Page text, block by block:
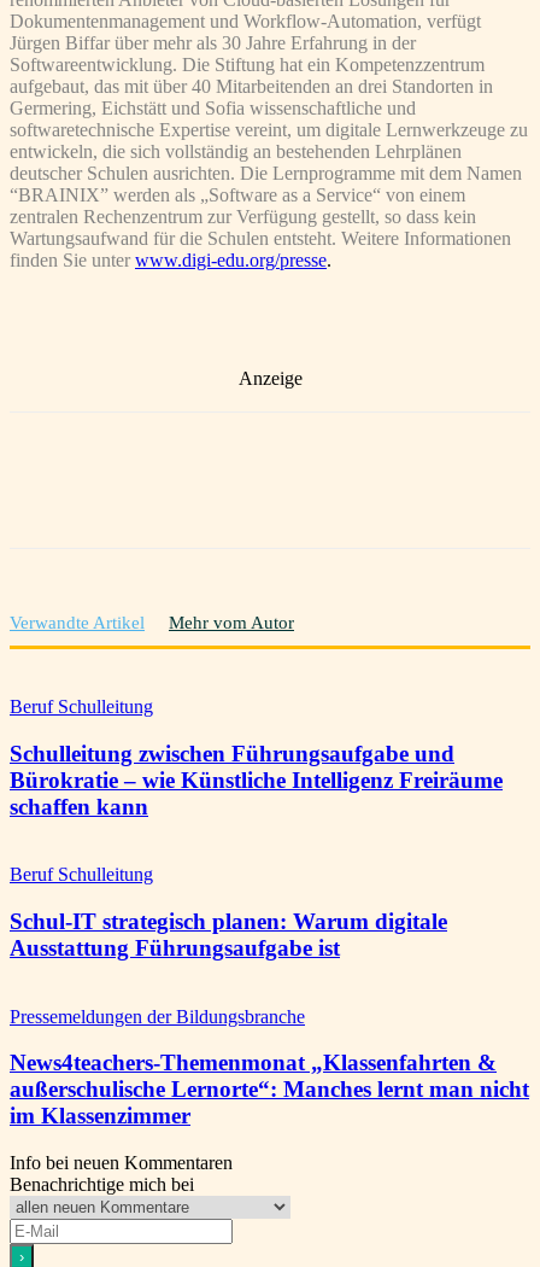
Dokumentenmanagement und Workflow-Automation, verfügt
Jürgen Biffar über mehr als 30 Jahre Erfahrung in der
Softwareentwicklung. Die Stiftung hat ein Kompetenzzentrum
aufgebaut, das mit über 40 Mitarbeitenden an drei Standorten in
Germering, Eichstätt und Sofia wissenschaftliche und
softwaretechnische Expertise vereint, um digitale Lernwerkzeuge zu
entwickeln, die sich vollständig an bestehenden Lehrplänen
deutscher Schulen ausrichten. Die Lernprogramme mit dem Namen
“BRAINIX” werden als „Software as a Service“ von einem
zentralen Rechenzentrum zur Verfügung gestellt, so dass kein
Wartungsaufwand für die Schulen entsteht. Weitere Informationen
finden Sie unter www.digi-edu.org/presse.
Anzeige
Verwandte Artikel Mehr vom Autor
Beruf Schulleitung
Schulleitung zwischen Führungsaufgabe und
Bürokratie – wie Künstliche Intelligenz Freiräume
schaffen kann
Beruf Schulleitung
Schul-IT strategisch planen: Warum digitale
Ausstattung Führungsaufgabe ist
Pressemeldungen der Bildungsbranche
News4teachers-Themenmonat „Klassenfahrten &
außerschulische Lernorte“: Manches lernt man nicht
im Klassenzimmer
Info bei neuen Kommentaren
Benachrichtige mich bei